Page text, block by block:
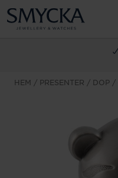
HEM PRESENTER DOP